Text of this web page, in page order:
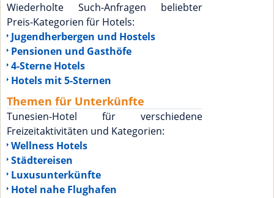
Wiederholte Such-Anfragen beliebter
Preis-Kategorien für Hotels:
Jugendherbergen und Hostels
Pensionen und Gasthöfe
4-Sterne Hotels
Hotels mit 5-Sternen
Themen für Unterkünfte
Tunesien-Hotel für verschiedene
Freizeitaktivitäten und Kategorien:
Wellness Hotels
Städtereisen
Luxusunterkünfte
Hotel nahe Flughafen